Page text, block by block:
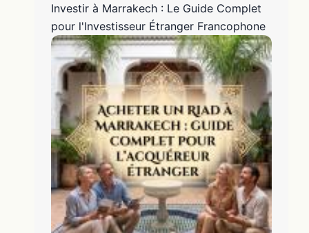
Investir à Marrakech : Le Guide Complet
pour l'Investisseur Étranger Francophone